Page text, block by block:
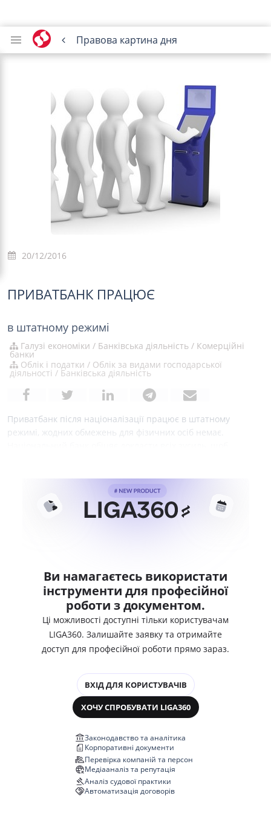
Правова картина дня
20/12/2016
ПРИВАТБАНК ПРАЦЮЄ
в штатному режимі
Галузі економіки / Банківська діяльність / Комерційні
банки
Облік і податки / Облік за видами господарської
діяльності / Банківська діяльність
Приватбанк після націоналізації працює в штатному
режимі, жодних обмежень для фізичних осіб немає.
Ви намагаєтесь використати
інструменти для професійної
роботи з документом.
Ці можливості доступні тільки користувачам
LIGA360. Залишайте заявку та отримайте
доступ для професійної роботи прямо зараз.
ВХІД ДЛЯ КОРИСТУВАЧІВ
ХОЧУ СПРОБУВАТИ LIGA360
Законодавство та аналітика
Корпоративні документи
Перевірка компаній та персон
Медіааналіз та репутація
Аналіз судової практики
Автоматизація договорів